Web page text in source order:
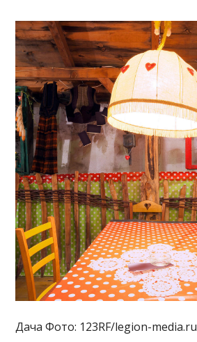
Дача Фото: 123RF/legion-media.ru